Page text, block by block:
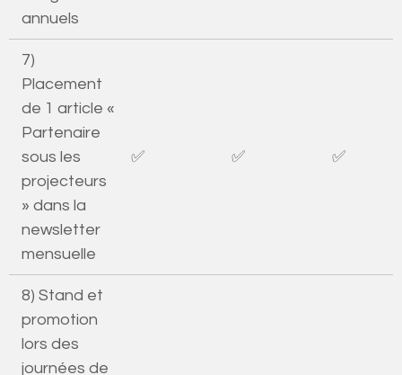
annuels
7)
Placement
de 1 article «
Partenaire
sous les
projecteurs
» dans la
newsletter
mensuelle
✅ ✅ ✅
8) Stand et
promotion
lors des
journées de